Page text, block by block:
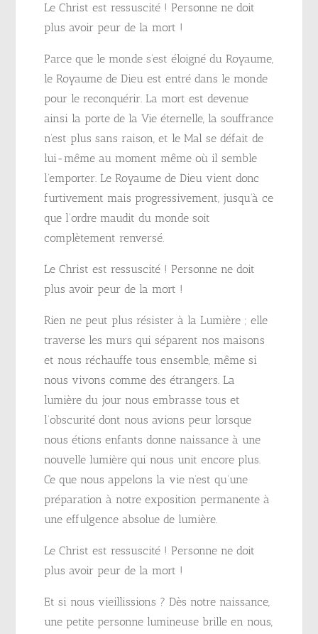
Le Christ est ressuscité ! Personne ne doit
plus avoir peur de la mort !
Parce que le monde s’est éloigné du Royaume,
le Royaume de Dieu est entré dans le monde
pour le reconquérir. La mort est devenue
ainsi la porte de la Vie éternelle, la souffrance
n’est plus sans raison, et le Mal se défait de
lui-même au moment même où il semble
l’emporter. Le Royaume de Dieu vient donc
furtivement mais progressivement, jusqu’à ce
que l’ordre maudit du monde soit
complètement renversé.
Le Christ est ressuscité ! Personne ne doit
plus avoir peur de la mort !
Rien ne peut plus résister à la Lumière ; elle
traverse les murs qui séparent nos maisons
et nous réchauffe tous ensemble, même si
nous vivons comme des étrangers. La
lumière du jour nous embrasse tous et
l’obscurité dont nous avions peur lorsque
nous étions enfants donne naissance à une
nouvelle lumière qui nous unit encore plus.
Ce que nous appelons la vie n’est qu’une
préparation à notre exposition permanente à
une effulgence absolue de lumière.
Le Christ est ressuscité ! Personne ne doit
plus avoir peur de la mort !
Et si nous vieillissions ? Dès notre naissance,
une petite personne lumineuse brille en nous,